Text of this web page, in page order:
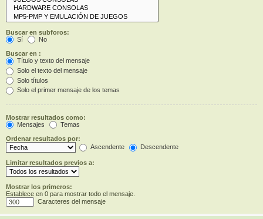
Buscar en subforos:
Sí
No
Buscar en :
Título y texto del mensaje
Solo el texto del mensaje
Solo títulos
Solo el primer mensaje de los temas
Mostrar resultados como:
Mensajes
Temas
Ordenar resultados por:
Ascendente
Descendente
Limitar resultados previos a:
Mostrar los primeros:
Establece en 0 para mostrar todo el mensaje.
Caracteres del mensaje